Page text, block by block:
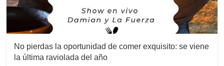
No pierdas la oportunidad de comer exquisito: se viene
la última raviolada del año